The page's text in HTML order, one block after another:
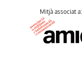
Mitjà associat a: